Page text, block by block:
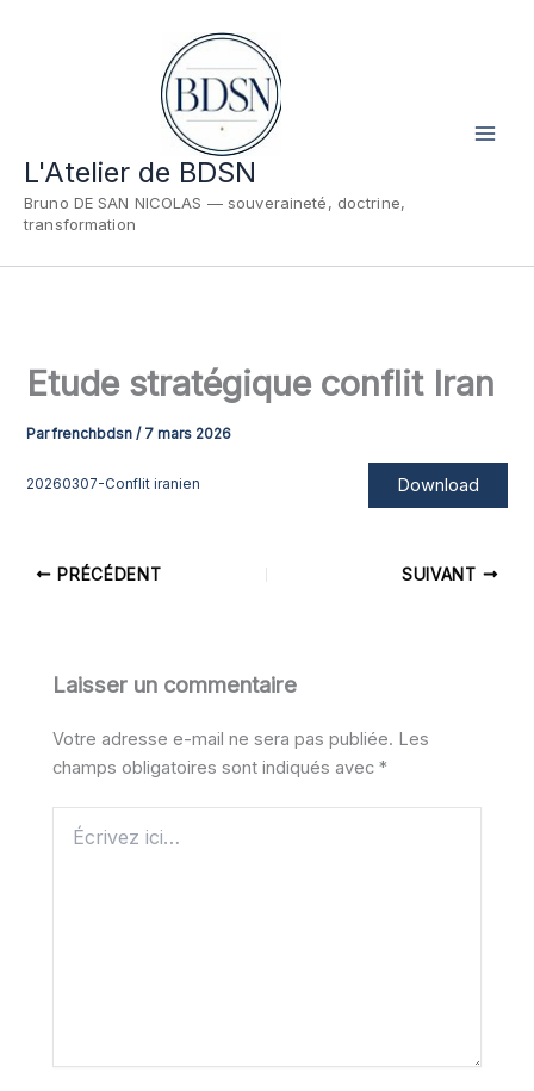
L'Atelier de BDSN
Bruno DE SAN NICOLAS — souveraineté, doctrine,
transformation
Etude stratégique conflit Iran
Parfrenchbdsn/ 7 mars 2026
20260307-Conflit iranien Download
PRÉCÉDENT SUIVANT
Laisser un commentaire
Votre adresse e-mail ne sera pas publiée. Les
champs obligatoires sont indiqués avec*
ici…